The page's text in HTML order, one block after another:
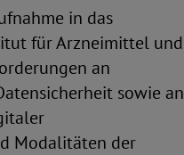
in das
für Arzneimittel und
an
sowie an
Modalitäten der